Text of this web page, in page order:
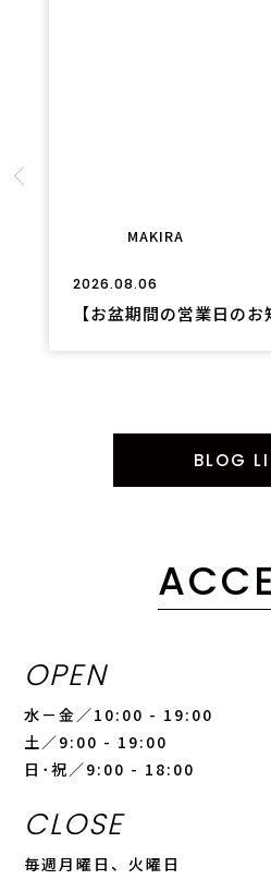
MAKIRA
2026.08.06
【お盆期間の営業日のお
BLOG
OPEN
水－金／10:00 - 19:00
土／9:00 - 19:00
日･祝／9:00 - 18:00
CLOSE
毎週月曜日、火曜日